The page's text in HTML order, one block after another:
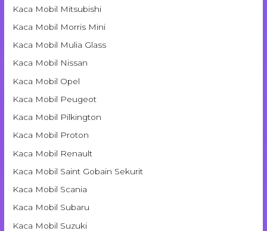
Kaca Mobil Mitsubishi
Kaca Mobil Morris Mini
Kaca Mobil Mulia Glass
Kaca Mobil Nissan
Kaca Mobil Opel
Kaca Mobil Peugeot
Kaca Mobil Pilkington
Kaca Mobil Proton
Kaca Mobil Renault
Kaca Mobil Saint Gobain Sekurit
Kaca Mobil Scania
Kaca Mobil Subaru
Kaca Mobil Suzuki